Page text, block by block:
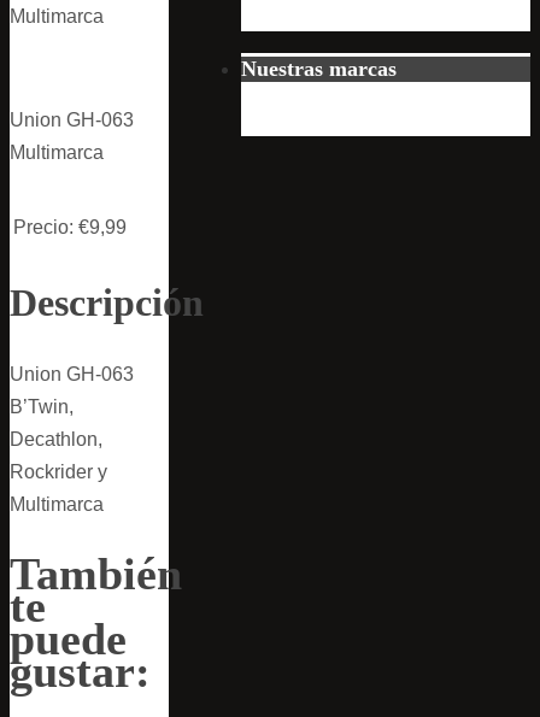
Multimarca
Union GH-063
Multimarca
Precio: €9,99
Descripción
Union GH-063
B’Twin,
Decathlon,
Rockrider y
Multimarca
También
te
puede
gustar:
Nuestras marcas